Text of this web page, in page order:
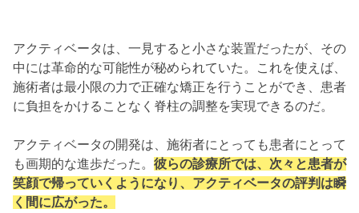
アクティベータは、一見すると小さな装置だったが、その
中には革命的な可能性が秘められていた。これを使えば、
施術者は最小限の力で正確な矯正を行うことができ、患者
に負担をかけることなく脊柱の調整を実現できるのだ。
アクティベータの開発は、施術者にとっても患者にとって
も画期的な進歩だった。 彼らの診療所では、次々と患者が
笑顔で帰っていくようになり、アクティベータの評判は瞬
く間に広がった。